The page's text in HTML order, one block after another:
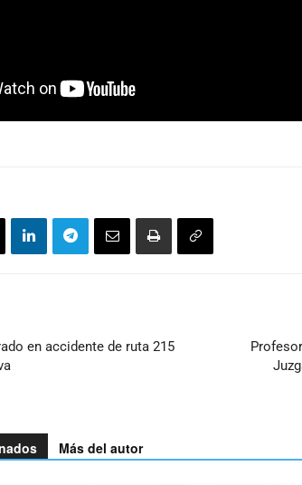
en accidente de ruta 215
Más del autor